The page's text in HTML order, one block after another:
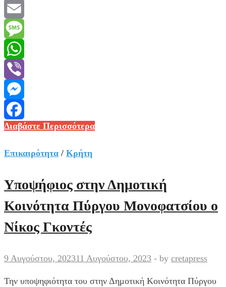
Twitter
Email
Message
WhatsApp
Viber
Messenger
Facebook
Εθελοντική
την
26
Μαϊου
στον
Πύργο
Μονοφατσίου
Διαβάστε Περισσότερα
Επικαιρότητα / Κρήτη
Υποψήφιος στην Δημοτική
Κοινότητα Πύργου Μονοφατσίου ο
Νίκος Γκοντές
9 Αυγούστου, 202311 Αυγούστου, 2023 - by cretapress
Την υποψηφιότητα του στην Δημοτική Κοινότητα Πύργου